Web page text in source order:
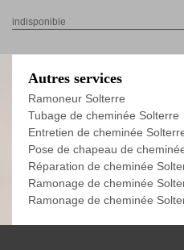
indisponible
Autres services
Ramoneur Solterre
Tubage de cheminée Solterre
Entretien de cheminée
Pose de chapeau de
Réparation de cheminée
Ramonage de cheminée
Ramonage de cheminée